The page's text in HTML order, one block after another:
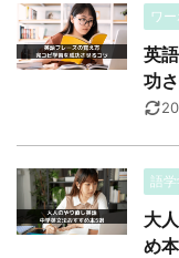
ワ
英
功
語
大
め